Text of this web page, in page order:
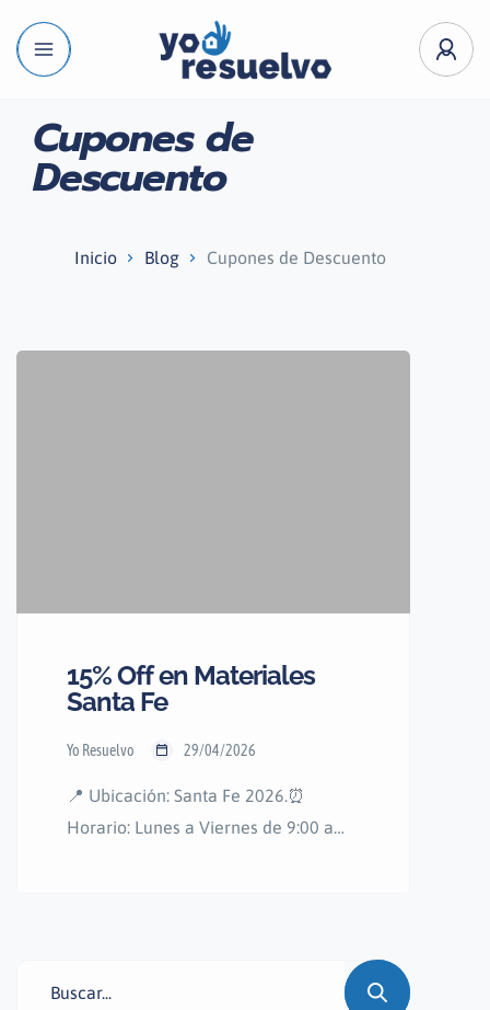
Cupones de
Descuento
Inicio Blog Cupones de Descuento
15% Off en Materiales
Santa Fe
Yo Resuelvo 29/04/2026
📍 Ubicación: Santa Fe 2026.⏰
Horario: Lunes a Viernes de 9:00 a
Instalaciones: Caños de agua, gas y